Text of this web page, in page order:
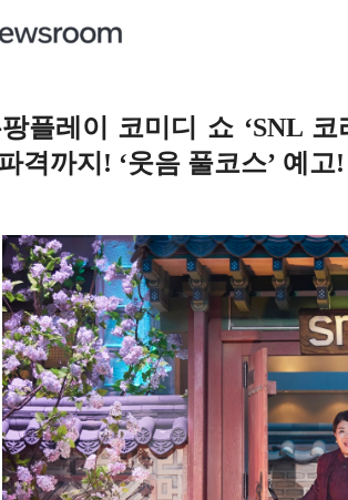
플레이 코미디 쇼 ‘SNL 코
격까지! ‘웃음 풀코스’ 예고!